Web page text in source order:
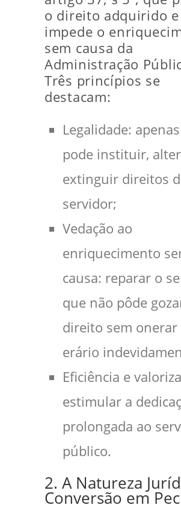
o direito adquirido e
impede o
sem causa da
Administração
Três princípios se
destacam:
Legalidade:
pode instituir,
extinguir direitos
servidor;
Vedação ao
enriquecimento
causa: reparar o
que não pôde
direito sem onerar
erário
Eficiência e
estimular a
prolongada ao
público.
2. A Natureza
Conversão em